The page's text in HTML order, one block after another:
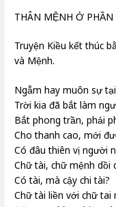
THÂN MỆNH Ở PHẦN
Truyện Kiều kết thúc
và Mệnh.
Ngẫm hay muôn sự
Trời kia đã bắt làm
Bắt phong trần, phải
Cho thanh cao, mới
Có đâu thiên vị người
Chữ tài, chữ mệnh dồi
Có tài, mà cậy chi tài?
Chữ tài liền với chữ tai